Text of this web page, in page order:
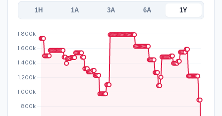
1H 1A 3A 6A 1Y